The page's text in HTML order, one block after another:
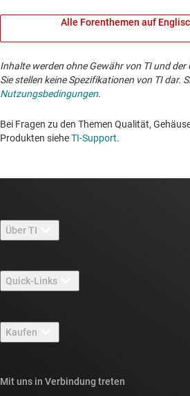
Alle Forenthemen auf
Inhalte werden ohne Gewähr von TI und
Sie stellen keine Spezifikationen von TI dar.
Nutzungsbedingungen.
Bei Fragen zu den Themen Qualität,
Produkten sieheTI-Support. ​​​​​​​​​​​​​​
Über TI
Stellenangebote
Newsroom
Veranstaltungen
Quick-Links
TI E2E™-Design-Support-Foren
Querverweis-Suche
Kaufen
Mit uns in Verbindung treten